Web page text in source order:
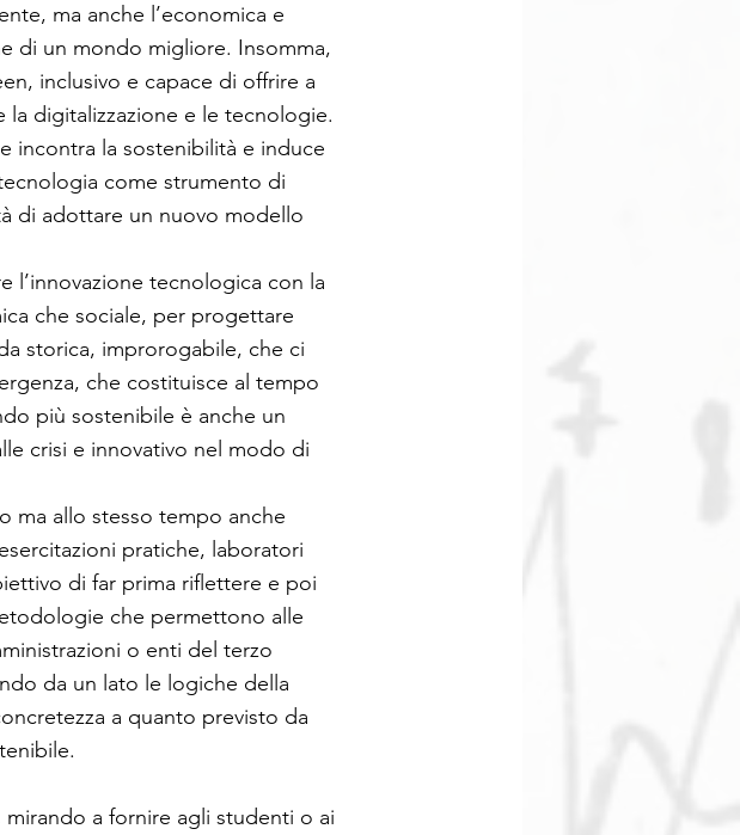
ma anche l’economica e
di un mondo migliore. Insomma,
inclusivo e capace di offrire a
digitalizzazione e le tecnologie.
incontra la sostenibilità e induce
come strumento di
di adottare un nuovo modello
l’innovazione tecnologica con la
che sociale, per progettare
storica, improrogabile, che ci
che costituisce al tempo
più sostenibile è anche un
crisi e innovativo nel modo di
ma allo stesso tempo anche
pratiche, laboratori
di far prima riflettere e poi
che permettono alle
o enti del terzo
da un lato le logiche della
a quanto previsto da
a fornire agli studenti o ai